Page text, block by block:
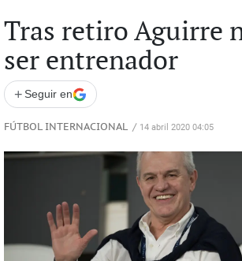
Tras retiro Aguirre
ser entrenador
+ Seguir en
FÚTBOL INTERNACIONAL / 14 abril 2020 04:05